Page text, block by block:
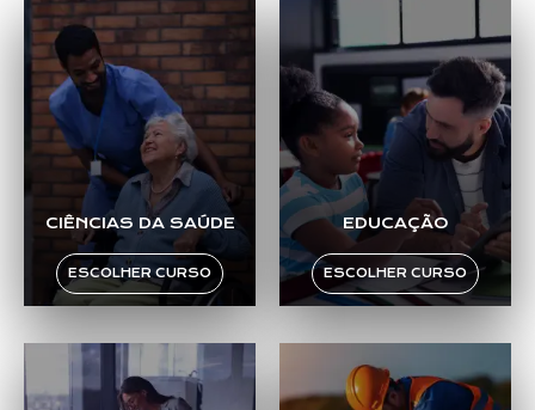
CIÊNCIAS DA SAÚDE
ESCOLHER CURSO
EDUCAÇÃO
ESCOLHER CURSO